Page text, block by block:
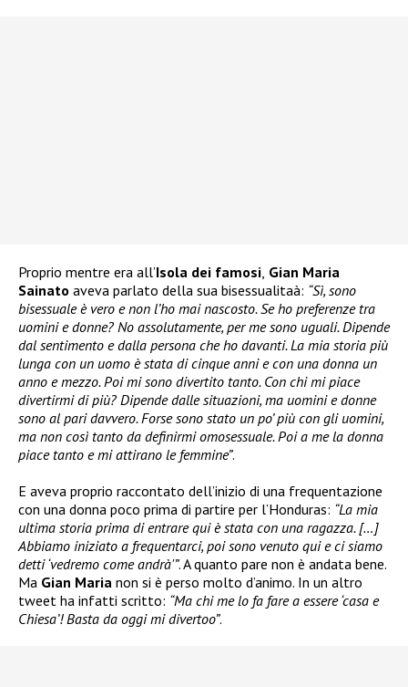
Proprio mentre era all’Isola dei famosi, Gian Maria
Sainato aveva parlato della sua bisessualitaà: “Sì, sono
bisessuale è vero e non l’ho mai nascosto. Se ho preferenze tra
uomini e donne? No assolutamente, per me sono uguali. Dipende
dal sentimento e dalla persona che ho davanti. La mia storia più
lunga con un uomo è stata di cinque anni e con una donna un
anno e mezzo. Poi mi sono divertito tanto. Con chi mi piace
divertirmi di più? Dipende dalle situazioni, ma uomini e donne
sono al pari davvero. Forse sono stato un po’ più con gli uomini,
ma non così tanto da definirmi omosessuale. Poi a me la donna
piace tanto e mi attirano le femmine”.
E aveva proprio raccontato dell’inizio di una frequentazione
con una donna poco prima di partire per l’Honduras: “La mia
ultima storia prima di entrare qui è stata con una ragazza. […]
Abbiamo iniziato a frequentarci, poi sono venuto qui e ci siamo
detti ‘vedremo come andrà'”. A quanto pare non è andata bene.
Ma Gian Maria non si è perso molto d’animo. In un altro
tweet ha infatti scritto: “Ma chi me lo fa fare a essere ‘casa e
Chiesa’! Basta da oggi mi divertoo”.